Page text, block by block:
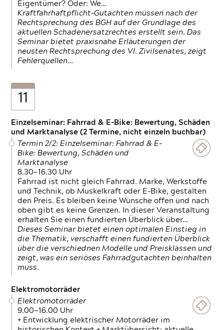
Eigentümer? Oder: We…
Kraftfahrhaftpflicht-Gutachten müssen nach der
Rechtsprechung des BGH auf der Grundlage des
aktuellen Schadenersatzrechtes erstellt sein. Das
Seminar bietet praxisnahe Erläuterungen der
neusten Rechtsprechung des VI. Zivilsenates, zeigt
Fehlerquellen…
11
Einzelseminar: Fahrrad & E-Bike: Bewertung, Schäden
und Marktanalyse (2 Termine, nicht einzeln buchbar)
Termin 2/2: Einzelseminar: Fahrrad & E-
Bike: Bewertung, Schäden und
Marktanalyse
8.30—16.30 Uhr
Fahrrad ist nicht gleich Fahrrad. Marke, Werkstoffe
und Technik, ob Muskelkraft oder E-Bike, gestalten
den Preis. Es bleiben keine Wünsche offen und nach
oben gibt es keine Grenzen. In dieser Veranstaltung
erhalten Sie einen fundierten Überblick über…
Dieses Seminar bietet einen optimalen Einstieg in
die Thematik, verschafft einen fundierten Überblick
über die verschiednen Modelle und Preisklassen und
zeigt, was ein seriöses Fahrradgutachten beinhalten
muss.
Elektromotorräder
Elektromotorräder
9.00—16.00 Uhr
+ Entwicklung elektrischer Motorräder im